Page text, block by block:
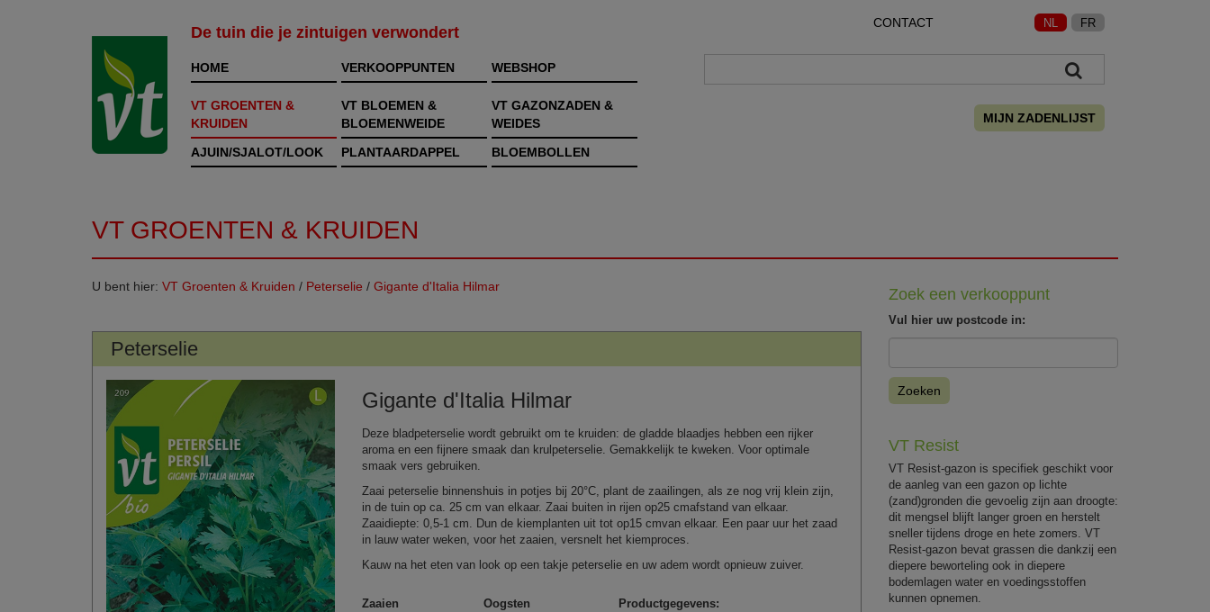
De tuin die je zintuigen verwondert
CONTACT NL FR
HOME VERKOOPPUNTEN WEBSHOP
VT GROENTEN &
KRUIDEN
VT BLOEMEN &
BLOEMENWEIDE
VT GAZONZADEN &
WEIDES
AJUIN/SJALOT/LOOK
PLANTAARDAPPEL BLOEMBOLLEN
MIJN ZADENLIJST
VT GROENTEN & KRUIDEN
U bent hier: VT Groenten & Kruiden / Peterselie / Gigante d'Italia Hilmar
Peterselie
Gigante d'Italia Hilmar
Deze bladpeterselie wordt gebruikt om te kruiden: de gladde blaadjes hebben een rijker
aroma en een fijnere smaak dan krulpeterselie. Gemakkelijk te kweken. Voor optimale
smaak vers gebruiken.
Zaai peterselie binnenshuis in potjes bij 20°C, plant de zaailingen, als ze nog vrij klein zijn,
in de tuin op ca. 25 cm van elkaar. Zaai buiten in rijen op25 cmafstand van elkaar.
Zaaidiepte: 0,5‑1 cm. Dun de kiemplanten uit tot op15 cmvan elkaar. Een paar uur het zaad
in lauw water weken, voor het zaaien, versnelt het kiemproces.
Kauw na het eten van look op een takje peterselie en uw adem wordt opnieuw zuiver.
Zaaien
Oogsten
Productgegevens:
Zoek een verkooppunt
Vul hier uw postcode in:
Zoeken
VT Resist
VT Resist-gazon is specifiek geschikt voor
de aanleg van een gazon op lichte
(zand)gronden die gevoelig zijn aan droogte:
dit mengsel blijft langer groen en herstelt
sneller tijdens droge en hete zomers. VT
Resist-gazon bevat grassen die dankzij een
diepere beworteling ook in diepere
bodemlagen water en voedingsstoffen
kunnen opnemen.